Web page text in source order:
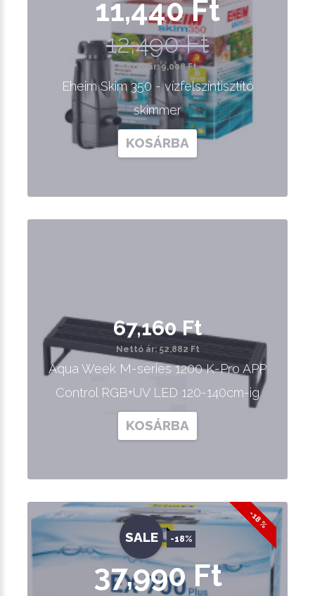
11,440 Ft
12,490 Ft
Nettó ár: 9,008 Ft
Eheim Skim 350 - vízfelszíntisztító
skimmer
KOSÁRBA
67,160 Ft
Nettó ár: 52,882 Ft
Aqua Week M-series 1200 K-Pro APP
Control RGB+UV LED 120-140cm-ig
KOSÁRBA
-18 %
SALE -18%
37,990 Ft